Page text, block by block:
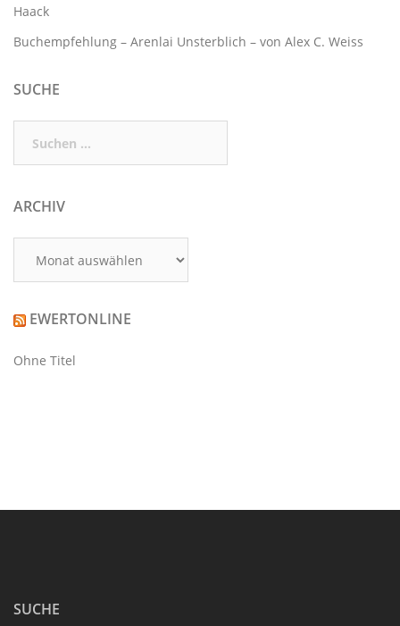
Haack
Buchempfehlung – Arenlai Unsterblich – von Alex C. Weiss
SUCHE
nach:
ARCHIV
EWERTONLINE
Ohne Titel
SUCHE